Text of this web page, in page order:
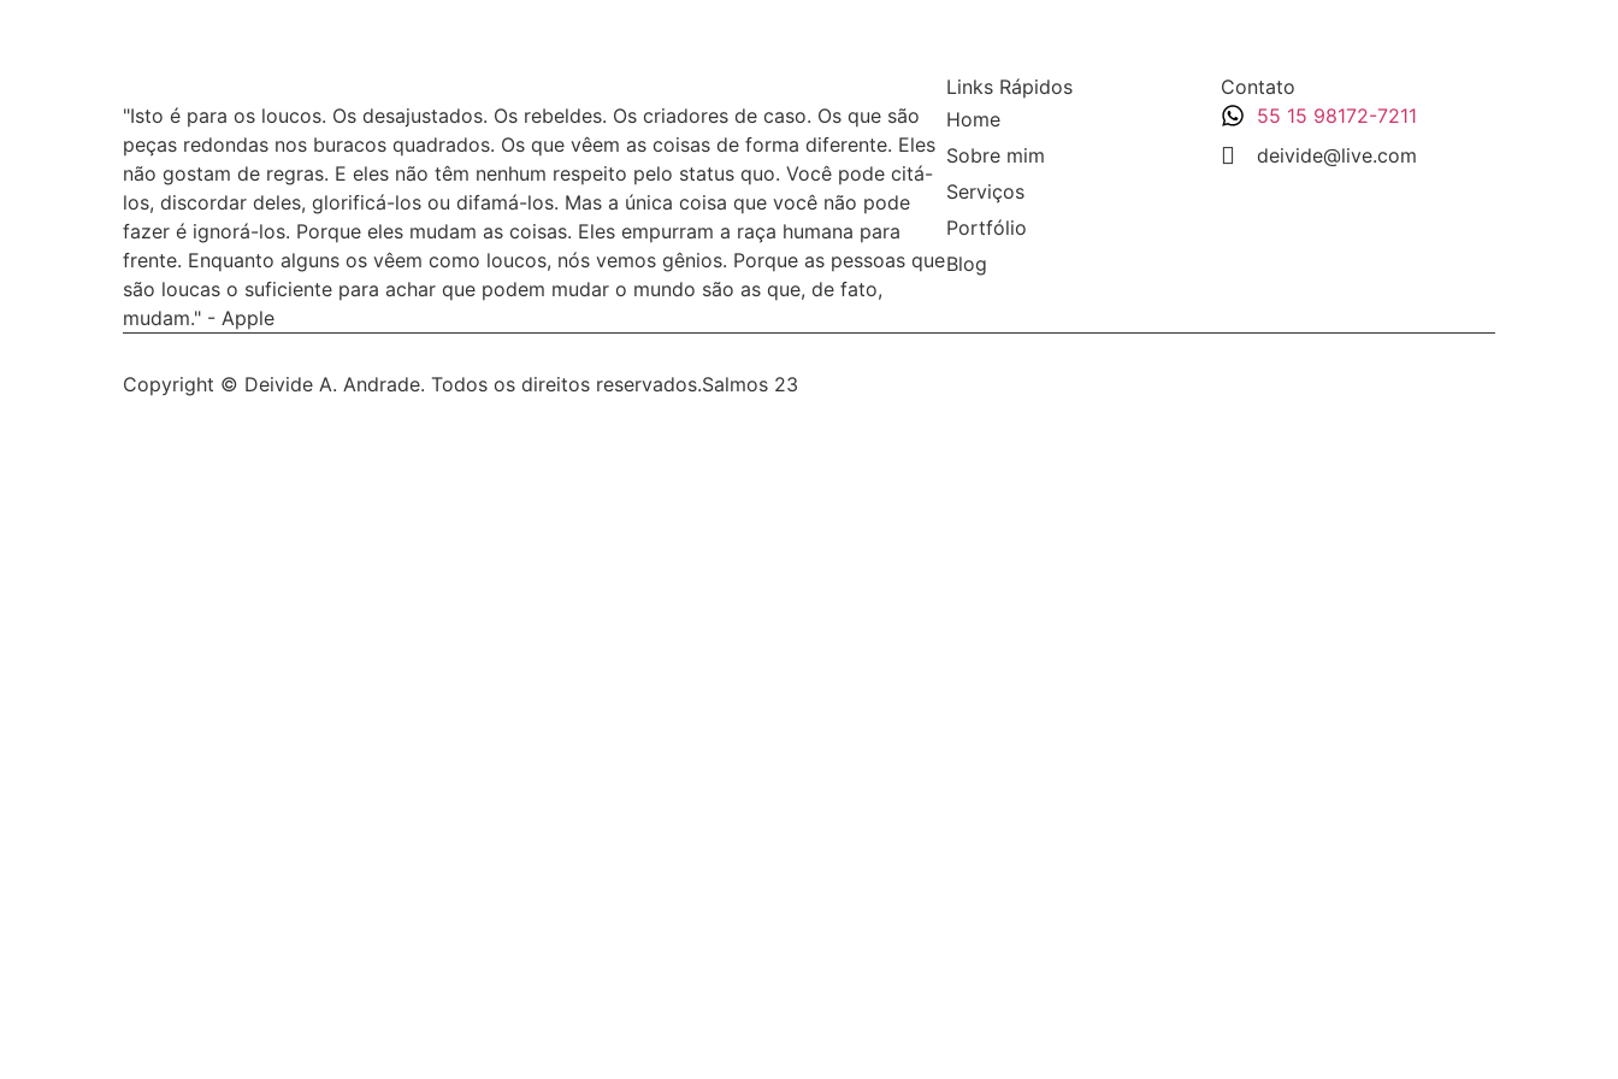
"Isto é para os loucos. Os desajustados. Os rebeldes. Os criadores de caso. Os que são
peças redondas nos buracos quadrados. Os que vêem as coisas de forma diferente. Eles
não gostam de regras. E eles não têm nenhum respeito pelo status quo. Você pode citá-
los, discordar deles, glorificá-los ou difamá-los. Mas a única coisa que você não pode
fazer é ignorá-los. Porque eles mudam as coisas. Eles empurram a raça humana para
frente. Enquanto alguns os vêem como loucos, nós vemos gênios. Porque as pessoas que
são loucas o suficiente para achar que podem mudar o mundo são as que, de fato,
mudam." - Apple
Links Rápidos
Home
Sobre mim
Serviços
Portfólio
Blog
Contato
55 15 98172-7211
deivide@live.com
Copyright © Deivide A. Andrade. Todos os direitos reservados.Salmos 23